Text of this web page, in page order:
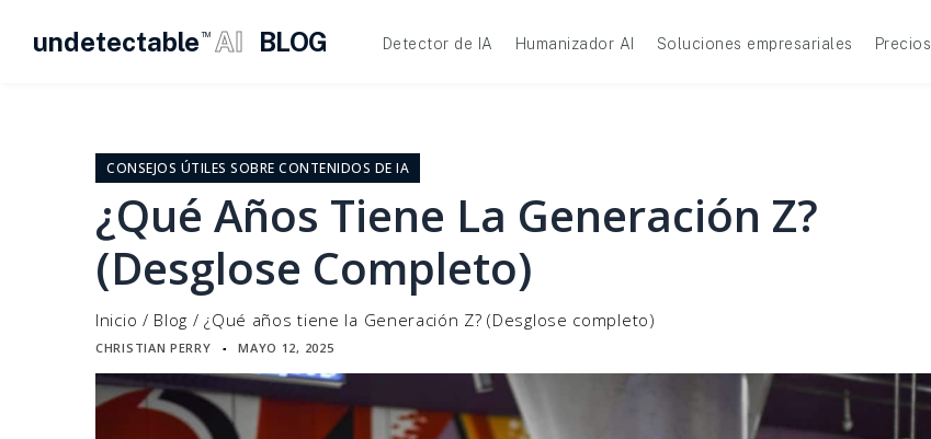
undetectable TM AI BLOG Detector de IA Humanizador AI Soluciones empresariales Precios
contenido CONSEJOS ÚTILES SOBRE CONTENIDOS DE IA
¿Qué Años Tiene La Generación Z?
(Desglose Completo)
Inicio / Blog /¿Qué años tiene la Generación Z? (Desglose completo)
CHRISTIAN PERRY ▪ MAYO 12, 2025